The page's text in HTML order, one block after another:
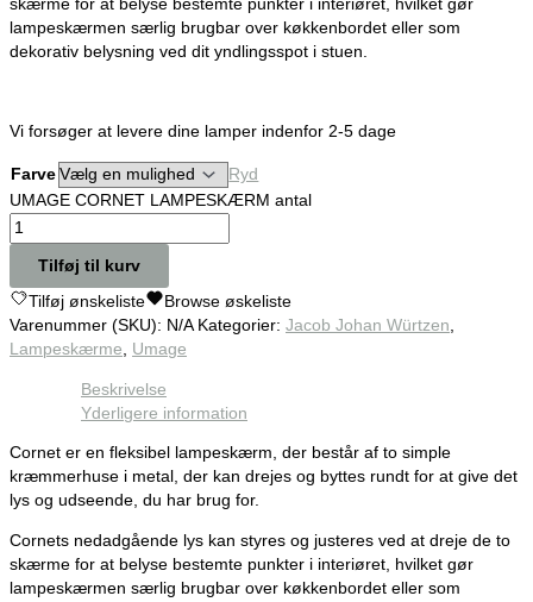
skærme for at belyse bestemte punkter i interiøret, hvilket gør
lampeskærmen særlig brugbar over køkkenbordet eller som
dekorativ belysning ved dit yndlingsspot i stuen.
Vi forsøger at levere dine lamper indenfor 2-5 dage
Farve
Ryd
UMAGE CORNET LAMPESKÆRM antal
Tilføj til kurv
Tilføj ønskeliste Browse øskeliste
Varenummer (SKU): N/A Kategorier: Jacob Johan Würtzen,
Lampeskærme, Umage
Beskrivelse
Yderligere information
Cornet er en fleksibel lampeskærm, der består af to simple
kræmmerhuse i metal, der kan drejes og byttes rundt for at give det
lys og udseende, du har brug for.
Cornets nedadgående lys kan styres og justeres ved at dreje de to
skærme for at belyse bestemte punkter i interiøret, hvilket gør
lampeskærmen særlig brugbar over køkkenbordet eller som